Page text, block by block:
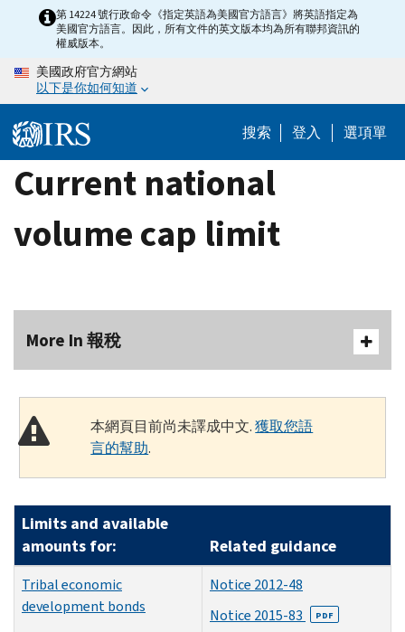
content
第 14224 號行政命令《指定英語為美國官方語言》將英語指定為
美國官方語言。因此，所有文件的英文版本均為所有聯邦資訊的
權威版本。
美國政府官方網站
以下是你如何知道
搜索 登入 選項單
Current national
volume cap limit
More In 報稅
本網頁目前尚未譯成中文.獲取您語
言的幫助.
Limits and available
amounts for:
Related guidance
Tribal economic
development bonds
Notice 2012-48
Notice 2015-83
PDF